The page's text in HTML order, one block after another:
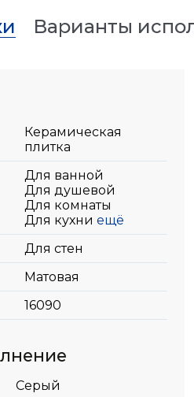
Варианты
Керамическая
плитка
Для ванной
Для душевой
Для комнаты
Для кухни ещё
Для стен
Матовая
16090
Серый